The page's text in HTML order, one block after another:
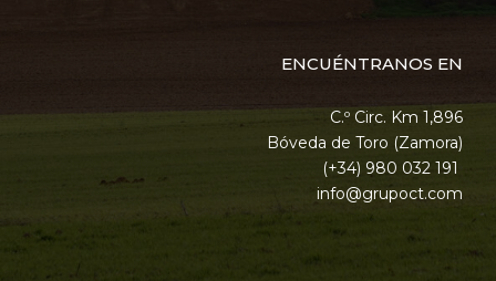
ENCUÉNTRANOS EN
C.º Circ. Km 1,896
Bóveda de Toro (Zamora)
(+34) 980 032 191
info@grupoct.com